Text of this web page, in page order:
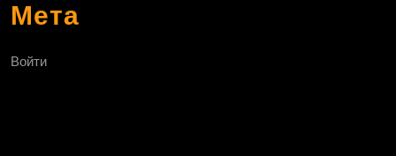
Мета
Войти